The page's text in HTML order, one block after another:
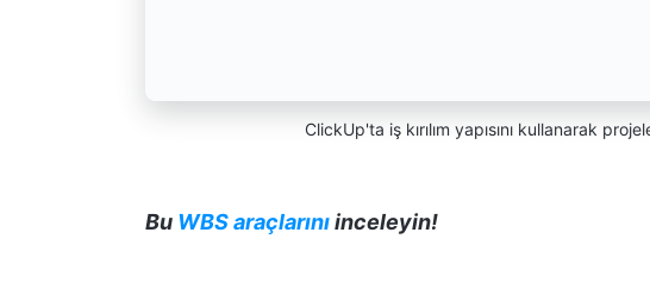
ClickUp'ta iş kırılım yapısını kullanarak
Bu WBS araçlarınıinceleyin!